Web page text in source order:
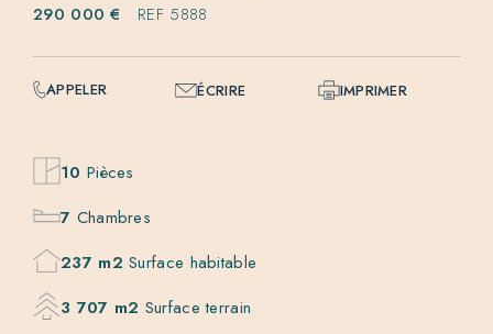
290 000 €
REF 5888
APPELER ÉCRIRE IMPRIMER
10 Pièces
7 Chambres
237 m2 Surface habitable
3 707 m2 Surface terrain